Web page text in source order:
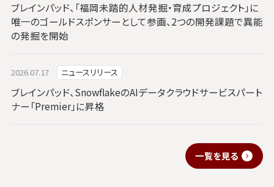
ブレインパッド、「福岡未踏的人材発掘・育成プロジェクト」に
唯一のゴールドスポンサーとして参画、2つの開発課題で異能
の発掘を開始
2026.07.17 ニュースリリース
ブレインパッド、SnowflakeのAIデータクラウドサービスパート
ナー「Premier」に昇格
一覧を見る